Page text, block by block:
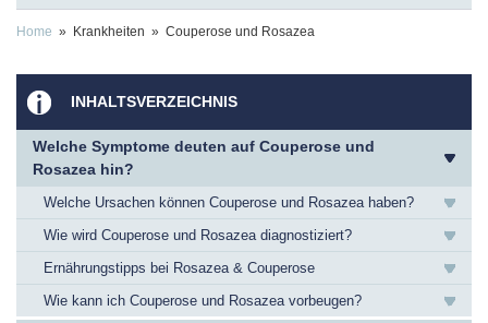
Home » Krankheiten » Couperose und Rosazea
INHALTSVERZEICHNIS
Welche Symptome deuten auf Couperose und
Rosazea hin?
Welche Ursachen können Couperose und Rosazea haben?
Wie wird Couperose und Rosazea diagnostiziert?
Ernährungstipps bei Rosazea & Couperose
Wie kann ich Couperose und Rosazea vorbeugen?